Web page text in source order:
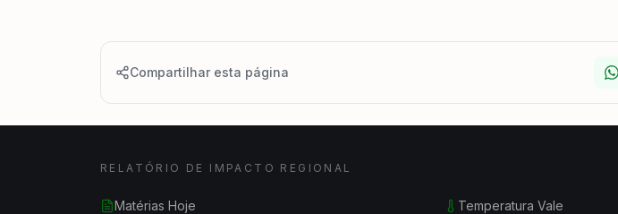
Compartilhar esta página
RELATÓRIO DE IMPACTO REGIONAL
Matérias Hoje Temperatura Vale